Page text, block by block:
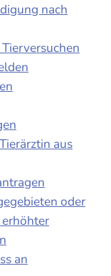
nach
aus
oder
an